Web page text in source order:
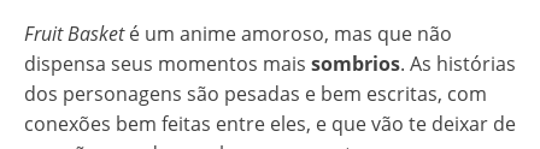
Fruit Basketé um anime amoroso, mas que não
dispensa seus momentos mais sombrios. As histórias
dos personagens são pesadas e bem escritas, com
conexões bem feitas entre eles, e que vão te deixar de